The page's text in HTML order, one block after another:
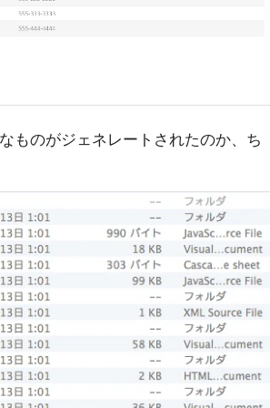
ものがジェネレートされたのか、ち